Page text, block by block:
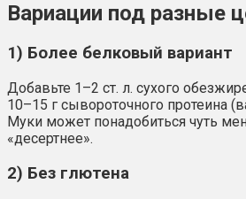
Вариации под разные
1) Более белковый вариант
Добавьте 1–2 ст. л. сухого
10–15 г сывороточного протеина
Муки может понадобиться чуть
«десертнее».
2) Без глютена